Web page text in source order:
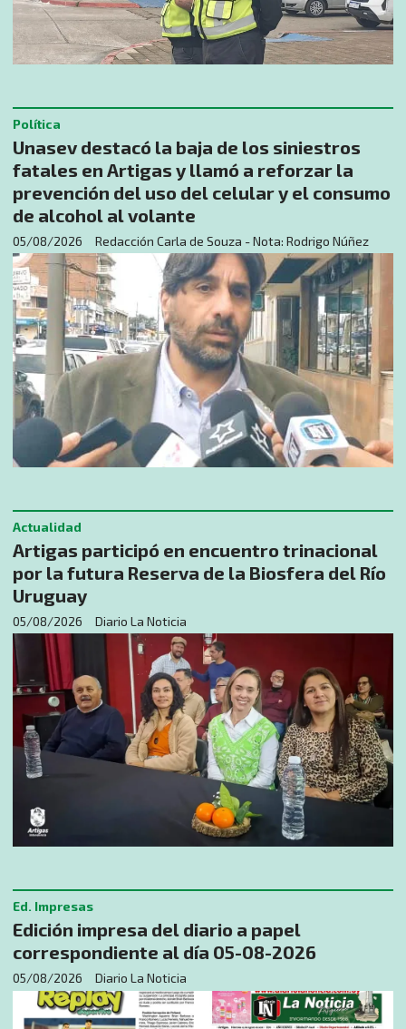
Unasev destacó la baja de los siniestros
fatales en Artigas y llamó a reforzar la
prevención del uso del celular y el consumo
de alcohol al volante
Redacción Carla de Souza - Nota: Rodrigo Núñez
Política
05/08/2026
Artigas participó en encuentro trinacional
por la futura Reserva de la Biosfera del Río
Uruguay
Diario La Noticia
Actualidad
05/08/2026
Edición impresa del diario a papel
correspondiente al día 05-08-2026
Diario La Noticia
Ed. Impresas
05/08/2026